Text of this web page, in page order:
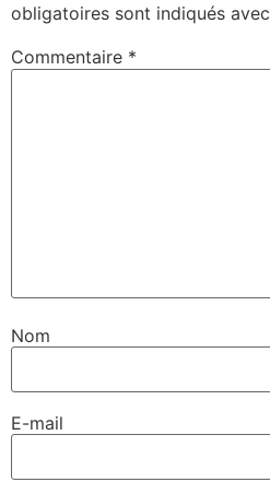
obligatoires sont indiqués avec
Commentaire *
Nom
E-mail